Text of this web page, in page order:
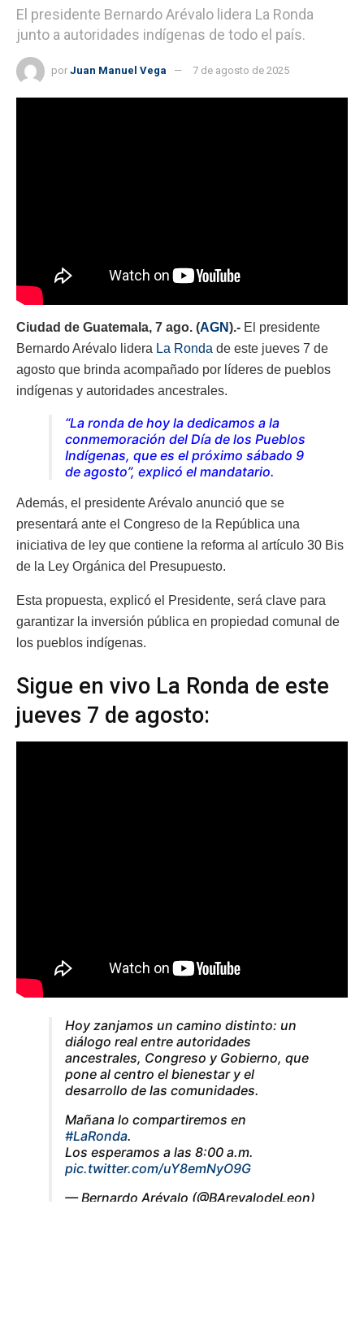
El presidente Bernardo Arévalo lidera La Ronda
junto a autoridades indígenas de todo el país.
por Juan Manuel Vega 7 de agosto de 2025
Ciudad de Guatemala, 7 ago. (AGN).- El presidente
Bernardo Arévalo lidera La Ronda de este jueves 7 de
agosto que brinda acompañado por líderes de pueblos
indígenas y autoridades ancestrales.
“La ronda de hoy la dedicamos a la
conmemoración del Día de los Pueblos
Indígenas, que es el próximo sábado 9
de agosto”, explicó el mandatario.
Además, el presidente Arévalo anunció que se
presentará ante el Congreso de la República una
iniciativa de ley que contiene la reforma al artículo 30 Bis
de la Ley Orgánica del Presupuesto.
Esta propuesta, explicó el Presidente, será clave para
garantizar la inversión pública en propiedad comunal de
los pueblos indígenas.
Sigue en vivo La Ronda de este
jueves 7 de agosto:
Hoy zanjamos un camino distinto: un
diálogo real entre autoridades
ancestrales, Congreso y Gobierno, que
pone al centro el bienestar y el
desarrollo de las comunidades.
Mañana lo compartiremos en
#LaRonda.
Los esperamos a las 8:00 a.m.
pic.twitter.com/uY8emNyO9G
— Bernardo Arévalo (@BArevalodeLeon)